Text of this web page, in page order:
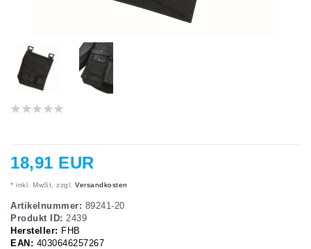
18,91 EUR
* inkl. MwSt. zzgl. Versandkosten
Artikelnummer: 89241-20
Produkt ID: 2439
Hersteller: FHB
EAN: 4030646257267